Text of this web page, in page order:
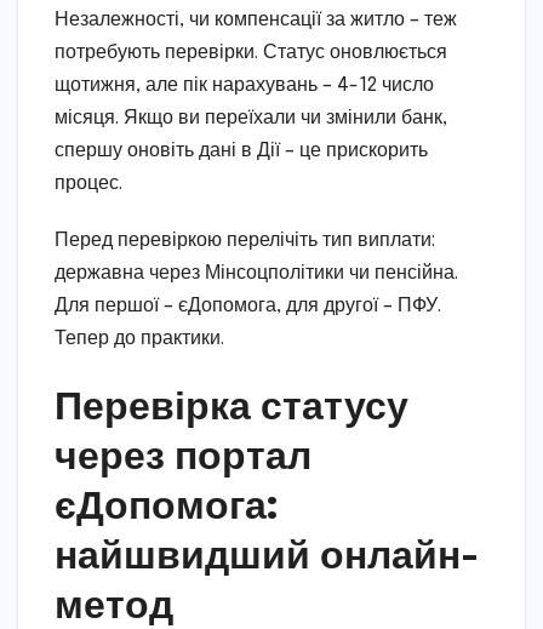
Незалежності, чи компенсації за житло – теж
потребують перевірки. Статус оновлюється
щотижня, але пік нарахувань – 4-12 число
місяця. Якщо ви переїхали чи змінили банк,
спершу оновіть дані в Дії – це прискорить
процес.
Перед перевіркою перелічіть тип виплати:
державна через Мінсоцполітики чи пенсійна.
Для першої – єДопомога, для другої – ПФУ.
Тепер до практики.
Перевірка статусу
через портал
єДопомога:
найшвидший онлайн-
метод